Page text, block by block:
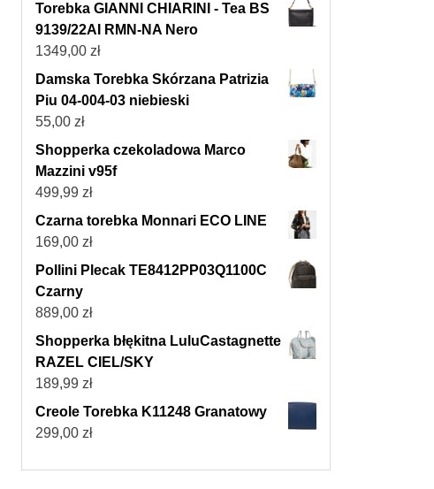
Torebka GIANNI CHIARINI - Tea BS
9139/22AI RMN-NA Nero
1349,00 zł
Damska Torebka Skórzana Patrizia
Piu 04-004-03 niebieski
55,00 zł
Shopperka czekoladowa Marco
Mazzini v95f
499,99 zł
Czarna torebka Monnari ECO LINE
169,00 zł
Pollini Plecak TE8412PP03Q1100C
Czarny
889,00 zł
Shopperka błękitna LuluCastagnette
RAZEL CIEL/SKY
189,99 zł
Creole Torebka K11248 Granatowy
299,00 zł